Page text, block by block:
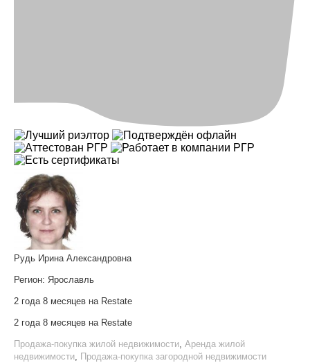
Рудь Ирина Александровна
Регион: Ярославль
2 года 8 месяцев на Restate
2 года 8 месяцев на Restate
Продажа-покупка жилой недвижимости, Аренда жилой
недвижимости, Продажа-покупка загородной недвижимости